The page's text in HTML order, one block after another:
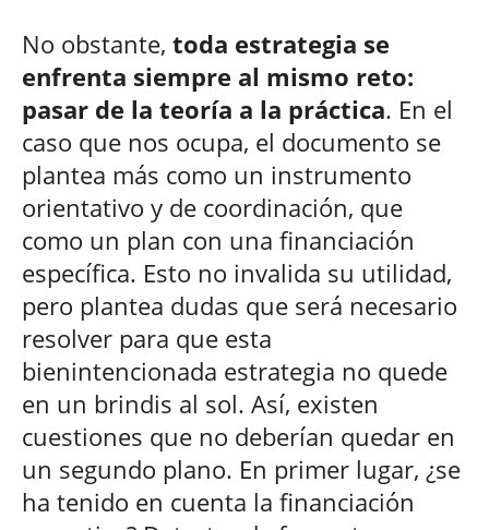
No obstante, toda estrategia se
enfrenta siempre al mismo reto:
pasar de la teoría a la práctica. En el
caso que nos ocupa, el documento se
plantea más como un instrumento
orientativo y de coordinación, que
como un plan con una financiación
específica. Esto no invalida su utilidad,
pero plantea dudas que será necesario
resolver para que esta
bienintencionada estrategia no quede
en un brindis al sol. Así, existen
cuestiones que no deberían quedar en
un segundo plano. En primer lugar, ¿se
ha tenido en cuenta la financiación